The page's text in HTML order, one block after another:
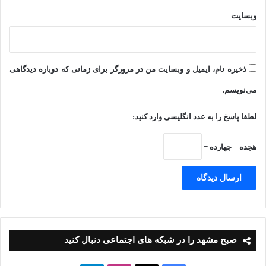
مادرم نگاه کنم! من فرزند بزرگ خانواده بودم و کارگری در منازل
چشمم به تنها دارایی باقی مانده از همسر مرحومم افتاد.
کهنه ریختم تا از تماس نامحرم دور بمانم. کلاه کاسکت را هم روی
سرم گذاشتم و خیلی تمرین می کردم تا با مسافران صحبت نکنم
چرا که خیلی زود لو می رفتم.
خوشحال ببینم. او نمی دانست من با موتور مسافرکشی می کنم
وبسایت
ذخیره نام، ایمیل و وبسایت من در مرورگر برای زمانی که دوباره دیدگاهی
می‌نویسم.
لطفا پاسخ را به عدد انگلیسی وارد کنید:
هجده − چهارده =
صبح مشهد را در شبکه های اجتماعی دنبال کنید